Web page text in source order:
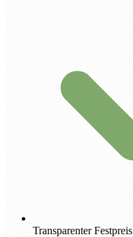
Transparenter Festpreis